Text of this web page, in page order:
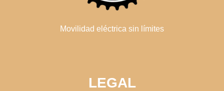
Movilidad eléctrica sin límites
LEGAL